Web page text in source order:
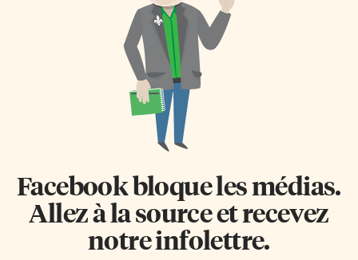
Facebook bloque les médias.
Allez à la source et recevez
notre infolettre.